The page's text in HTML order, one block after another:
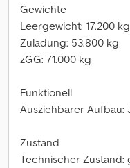
Gewichte
Leergewicht: 17.200 kg
Zuladung: 53.800 kg
zGG: 71.000 kg
Funktionell
Ausziehbarer Aufbau:
Zustand
Technischer Zustand: